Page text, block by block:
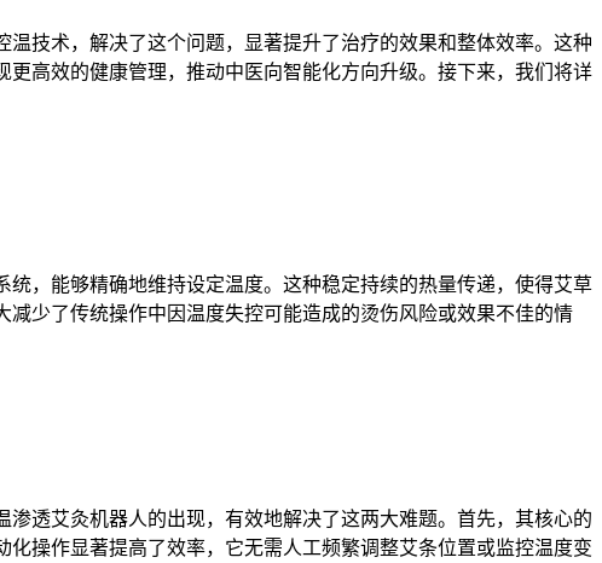
技术，解决了这个问题，显著提升了治疗的效果和整体效率。这种
高效的健康管理，推动中医向智能化方向升级。接下来，我们将详
，能够精确地维持设定温度。这种稳定持续的热量传递，使得艾草
少了传统操作中因温度失控可能造成的烫伤风险或效果不佳的情
透艾灸机器人的出现，有效地解决了这两大难题。首先，其核心的
操作显著提高了效率，它无需人工频繁调整艾条位置或监控温度变